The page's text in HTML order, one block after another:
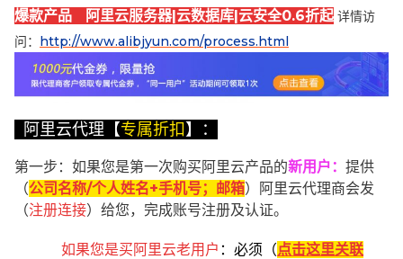
爆款产品 阿里云服务器|云数据库|云安全0.6折起 详情访
问： http://www.alibjyun.com/process.html
阿里云代理【专属折扣】：
第一步：如果您是第一次购买阿里云产品的新用户 ： 提供
（公司名称/个人姓名+手机号；邮箱）阿里云代理商会发
（注册连接）给您，完成账号注册及认证。
如果您是买阿里云老用户 ： 必须 （点击这里关联